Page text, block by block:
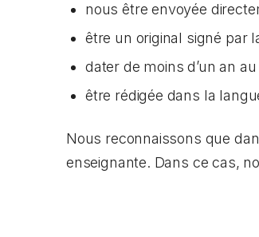
nous être envoyée
être un original signé par
dater de moins d’un an
être rédigée dans la
Nous reconnaissons que
enseignante. Dans ce cas,